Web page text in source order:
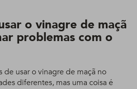
o vinagre de maçã
problemas com o
de usar o vinagre de maçã no
diferentes, mas uma coisa é